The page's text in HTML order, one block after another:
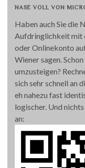
NASE VOLL VON
Haben auch Sie die
Aufdringlichkeit mit
oder Onlinekonto
Wiener sagen.
umzusteigen?
sich sehr schnell an
eh nahezu fast
logischer. Und
an: